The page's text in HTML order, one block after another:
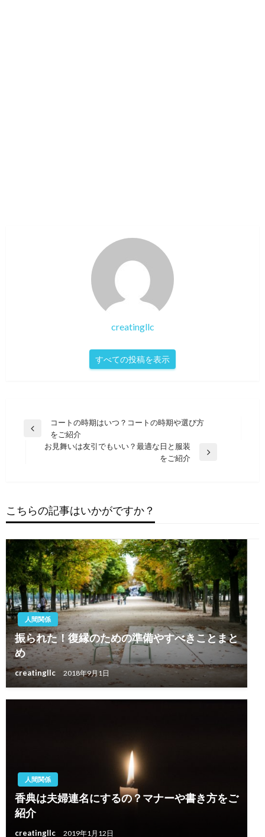
creatingllc
すべての投稿を表示
投
ー
シ
ョ
ン
コートの時期はいつ？コートの時期や選び方
をご紹介
お見舞いは友引でもいい？最適な日と服装
をご紹介
こちらの記事はいかがですか？
人間関係
振られた！復縁のための準備やすべきことまと
め
creatingllc 2018年9月1日
人間関係
香典は夫婦連名にするの？マナーや書き方をご
紹介
creatingllc 2019年1月12日